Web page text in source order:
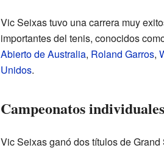
Vic Seixas tuvo una carrera muy
importantes del tenis, conocidos
Abierto de Australia, Roland Garros,
Unidos.
Campeonatos individuales
Vic Seixas ganó dos títulos de